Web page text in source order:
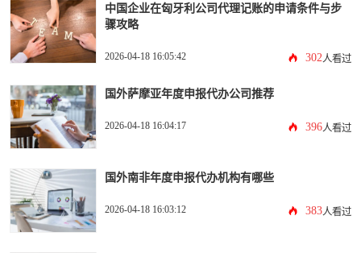
中国企业在匈牙利公司代理记账的申请条件与步
骤攻略
2026-04-18 16:05:42 302 人看过
国外萨摩亚年度申报代办公司推荐
2026-04-18 16:04:17 396人看过
国外南非年度申报代办机构有哪些
2026-04-18 16:03:12 383人看过